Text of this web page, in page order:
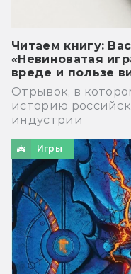
Читаем книгу:
«Невиноватая
вреде и пользе
Отрывок, в
историю
индустрии
Игры